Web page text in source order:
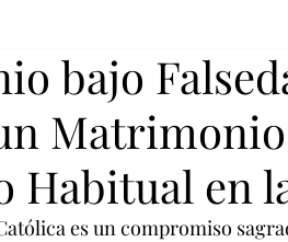
y Apoyo Explorando
bajo
Habitual en
es un compromiso